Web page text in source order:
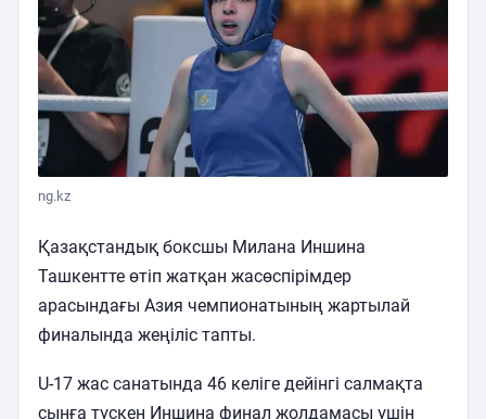
ng.kz
Қазақстандық боксшы Милана Иншина
Ташкентте өтіп жатқан жасөспірімдер
арасындағы Азия чемпионатының жартылай
финалында жеңіліс тапты.
U-17 жас санатында 46 келіге дейінгі салмақта
сынға түскен Иншина финал жолдамасы үшін